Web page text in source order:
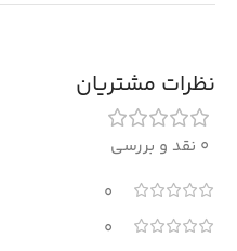
نظرات مشتریان
0 نقد و بررسی
0
0